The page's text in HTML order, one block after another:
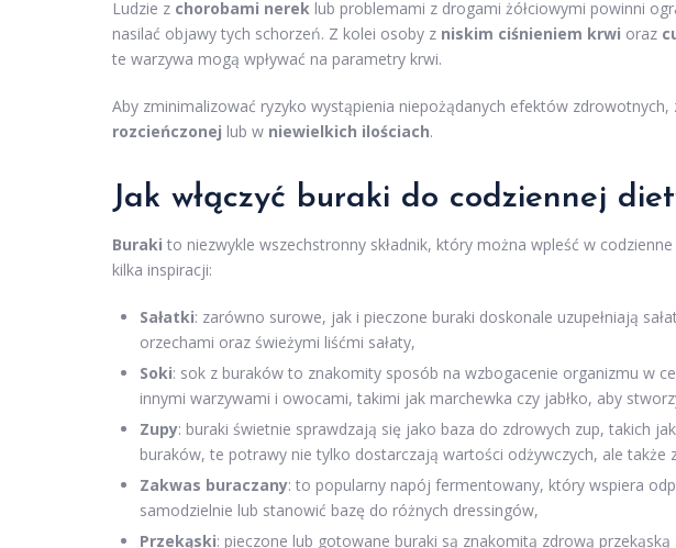
Ludzie z chorobami nerek lub problemami z drogami żółciowymi powinni
nasilać objawy tych schorzeń. Z kolei osoby z niskim ciśnieniem krwi oraz
te warzywa mogą wpływać na parametry krwi.
Aby zminimalizować ryzyko wystąpienia niepożądanych efektów
rozcieńczonej lub w niewielkich ilościach.
Jak włączyć buraki do codziennej
Buraki to niezwykle wszechstronny składnik, który można wpleść w
kilka inspiracji:
Sałatki: zarówno surowe, jak i pieczone buraki doskonale uzupełniają
orzechami oraz świeżymi liśćmi sałaty,
Soki: sok z buraków to znakomity sposób na wzbogacenie organizmu w
innymi warzywami i owocami, takimi jak marchewka czy jabłko, aby
Zupy: buraki świetnie sprawdzają się jako baza do zdrowych zup, takich
buraków, te potrawy nie tylko dostarczają wartości odżywczych, ale także
Zakwas buraczany: to popularny napój fermentowany, który wspiera
samodzielnie lub stanowić bazę do różnych dressingów,
Przekąski: pieczone lub gotowane buraki są znakomitą zdrową